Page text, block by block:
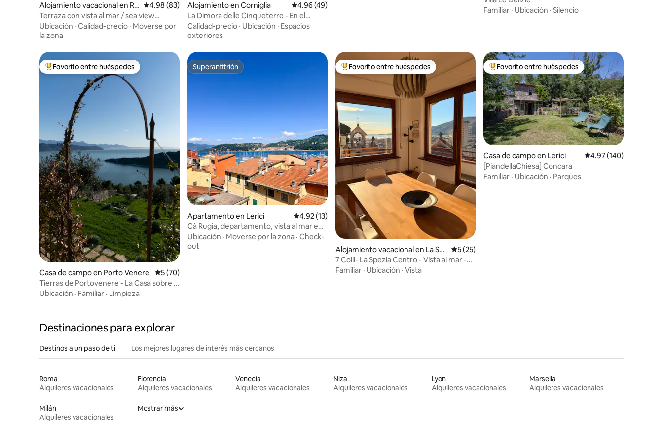
Alojamiento vacacional en Ri
omaggiore
Calificación promedio: 4.98 de 5, 83 reseñas
4.98 (83)
Terraza con vista al mar / sea view
Orizzonte Gentile
Ubicación · Calidad-precio · Moverse por
la zona
Alojamiento en Corniglia Calificación promedio: 4.96 de 5, 49 reseñas
4.96 (49)
La Dimora delle Cinqueterre - En el
sendero Cinqueterre
Calidad-precio · Ubicación · Espacios
exteriores
Familiar · Ubicación · Silencio
Favorito entre huéspedes preferido
Favorito entre huéspedes
Casa de campo en Porto Venere Calificación promedio: 5 de 5, 70 reseñas
5 (70)
Tierras de Portovenere - La Casa sobre el
Castillo
Ubicación · Familiar · Limpieza
Superanfitrión
Superanfitrión
Apartamento en Lerici Calificación promedio: 4.92 de 5, 13 reseñas
4.92 (13)
Cà Rugia, departamento, vista al mar en
Lerici
Ubicación · Moverse por la zona · Check-
out
Favorito entre huéspedes preferido
Favorito entre huéspedes
Alojamiento vacacional en La Sp
ezia
Calificación promedio: 5 de 5, 25 reseñas
5 (25)
7 Colli- La Spezia Centro - Vista al mar -
5Terre
Familiar · Ubicación · Vista
Favorito entre huéspedes preferido
Favorito entre huéspedes
Casa de campo en Lerici Calificación promedio:
4.97 (140)
[PiandellaChiesa] Concara
Familiar · Ubicación · Parques
Destinaciones para explorar
Destinos a un paso de ti Los mejores lugares de interés más cercanos
Roma
Alquileres vacacionales
Florencia
Alquileres vacacionales
Venecia
Alquileres vacacionales
Niza
Alquileres vacacionales
Lyon
Alquileres vacacionales
Marsella
Alquileres vacacionales
Milán
Alquileres vacacionales
Mostrar más